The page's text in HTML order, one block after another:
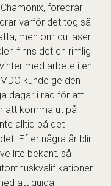
föredrar
varför det tog så
men om du läser
finns det en rimlig
med arbete i en
kunde ge den
dagar i rad för att
att komma ut på
alltid på det
Efter några år blir
lite bekant, så
att guida